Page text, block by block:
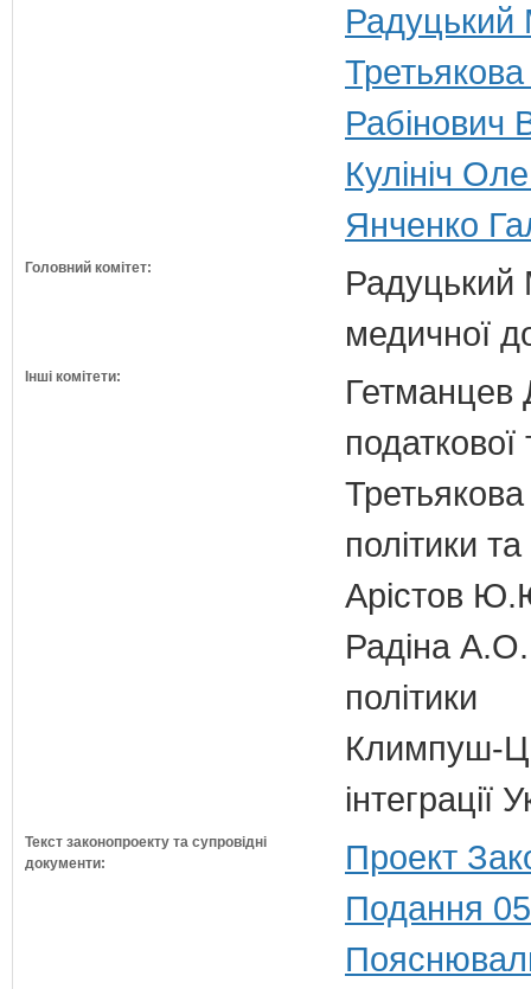
Радуцький
Рабінович
Кулініч
Янченко
Головний комітет:
Радуцький
медичної
Інші комітети:
Гетманцев
податкової
політики
Арістов
Радіна А.О.
політики
Климпуш-
Текст законопроекту та супровідні
документи:
Проект
Подання